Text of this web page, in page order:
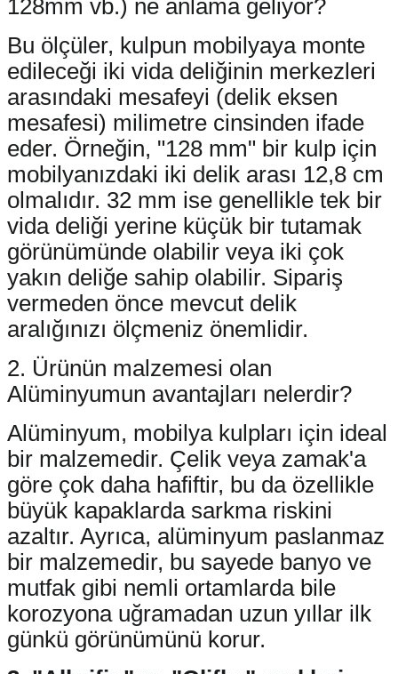
128mm vb.) ne anlama geliyor?
Bu ölçüler, kulpun mobilyaya monte
edileceği iki vida deliğinin merkezleri
arasındaki mesafeyi (delik eksen
mesafesi) milimetre cinsinden ifade
eder. Örneğin, "128 mm" bir kulp için
mobilyanızdaki iki delik arası 12,8 cm
olmalıdır. 32 mm ise genellikle tek bir
vida deliği yerine küçük bir tutamak
görünümünde olabilir veya iki çok
yakın deliğe sahip olabilir. Sipariş
vermeden önce mevcut delik
aralığınızı ölçmeniz önemlidir.
2. Ürünün malzemesi olan
Alüminyumun avantajları nelerdir?
Alüminyum, mobilya kulpları için ideal
bir malzemedir. Çelik veya zamak'a
göre çok daha hafiftir, bu da özellikle
büyük kapaklarda sarkma riskini
azaltır. Ayrıca, alüminyum paslanmaz
bir malzemedir, bu sayede banyo ve
mutfak gibi nemli ortamlarda bile
korozyona uğramadan uzun yıllar ilk
günkü görünümünü korur.